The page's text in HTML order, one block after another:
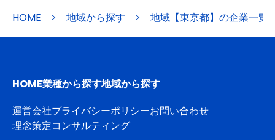
HOME > 地域から探す > 地域【東京都】の企業一覧
HOME業種から探す地域から探す
運営会社プライバシーポリシーお問い合わせ
理念策定コンサルティング